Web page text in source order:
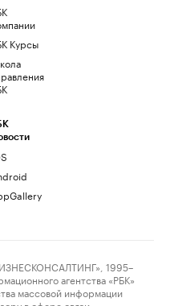
Курсы
1995–
агентства «РБК»
массовой информации